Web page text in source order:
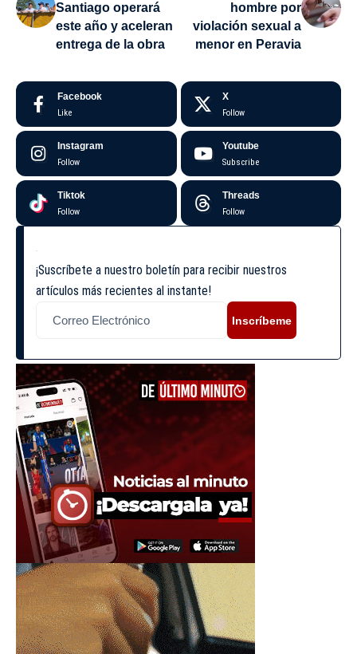
Santiago operará
este año y aceleran
entrega de la obra
hombre por
violación sexual a
menor en Peravia
Facebook
Like
X
Follow
Instagram
Follow
Youtube
Subscribe
Tiktok
Follow
Threads
Follow
¡Suscríbete a nuestro boletín para recibir nuestros
artículos más recientes al instante!
Inscríbeme